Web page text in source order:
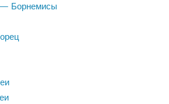
Борнемисы